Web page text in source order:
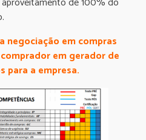
negociação em compras
em gerador de
para a empresa.